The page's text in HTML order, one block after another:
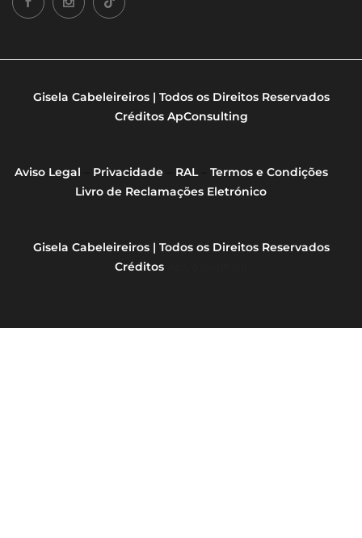
Gisela Cabeleireiros | Todos os Direitos Reservados
Créditos ApConsulting
Aviso Legal Privacidade– RAL– Termos e Condições
Livro de Reclamações Eletrónico
Gisela Cabeleireiros | Todos os Direitos Reservados
Créditos